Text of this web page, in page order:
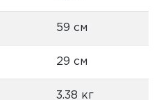
59 см
29 см
3.38 кг